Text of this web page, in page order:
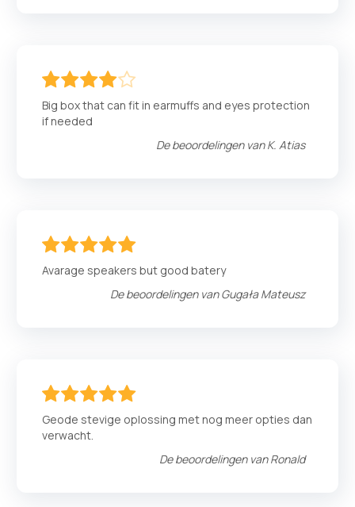
Big box that can fit in earmuffs and eyes protection
if needed
De beoordelingen vanK. Atias
Avarage speakers but good batery
De beoordelingen vanGugała Mateusz
Geode stevige oplossing met nog meer opties dan
verwacht.
De beoordelingen vanRonald